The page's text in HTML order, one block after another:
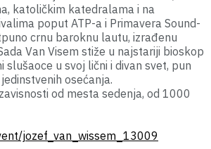
katoličkim katedralama i na
poput ATP-a i Primavera Sound-
crnu baroknu lautu, izrađenu
Van Visem stiže u najstariji bioskop
slušaoce u svoj lični i divan svet, pun
osećanja.
od mesta sedenja, od 1000
jozef_van_wissem_13009